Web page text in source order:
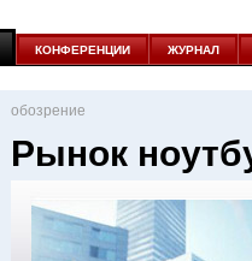
КОНФЕРЕНЦИИ ЖУРНАЛ
oбозрение
Рынок